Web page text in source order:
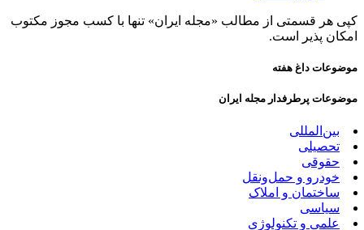
کپی هر قسمتی از مطالب «مجله ایران» تنها با کسب مجوز مکتوب
امکان پذیر است.
موضوعات داغ هفته
موضوعات پرطرفدار مجله ایران
بین‌المللی
تحصیلی
حقوقی
خودرو و حمل‌و‌نقل
ساختمان و املاک
سیاسی
علمی و تکنولوژی